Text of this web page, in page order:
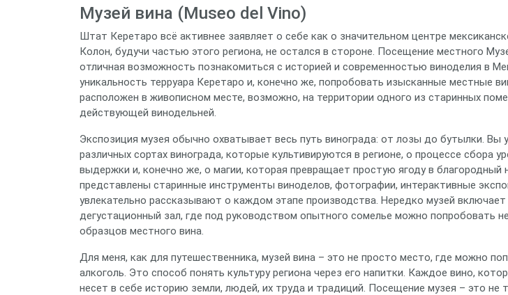
Музей вина (Museo del Vino)
Штат Керетаро всё активнее заявляет о себе как о значительном центре
Колон, будучи частью этого региона, не остался в стороне. Посещение местного
отличная возможность познакомиться с историей и современностью виноделия в
уникальность терруара Керетаро и, конечно же, попробовать изысканные местные
расположен в живописном месте, возможно, на территории одного из старинных
действующей винодельней.
Экспозиция музея обычно охватывает весь путь винограда: от лозы до бутылки. Вы
различных сортах винограда, которые культивируются в регионе, о процессе сбора
выдержки и, конечно же, о магии, которая превращает простую ягоду в благородный
представлены старинные инструменты виноделов, фотографии, интерактивные
увлекательно рассказывают о каждом этапе производства. Нередко музей включает
дегустационный зал, где под руководством опытного сомелье можно попробовать
образцов местного вина.
Для меня, как для путешественника, музей вина – это не просто место, где можно
алкоголь. Это способ понять культуру региона через его напитки. Каждое вино,
несет в себе историю земли, людей, их труда и традиций. Посещение музея – это не